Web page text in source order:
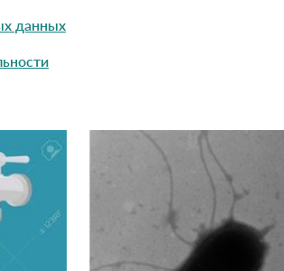
данных